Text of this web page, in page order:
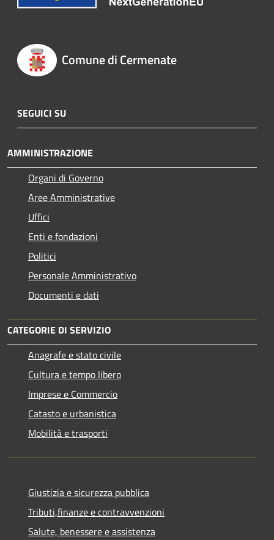
Comune di Cermenate
SEGUICI SU
AMMINISTRAZIONE
Organi di Governo
Aree Amministrative
Uffici
Enti e fondazioni
Politici
Personale Amministrativo
Documenti e dati
CATEGORIE DI SERVIZIO
Anagrafe e stato civile
Cultura e tempo libero
Imprese e Commercio
Catasto e urbanistica
Mobilità e trasporti
Giustizia e sicurezza pubblica
Tributi,finanze e contravvenzioni
Salute, benessere e assistenza